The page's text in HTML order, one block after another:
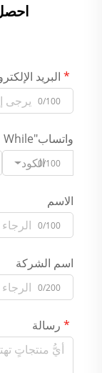
البريد
0/100
واتساب"While
الكود0/100
الاسم
0/100
اسم الشركة
0/200
رسالة